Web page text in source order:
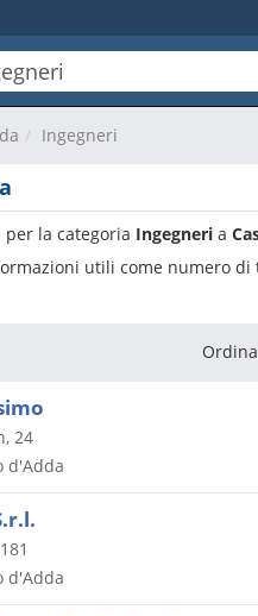
Ingegneri
la categoria Ingegneri a
utili come numero di
24
d'Adda
d'Adda